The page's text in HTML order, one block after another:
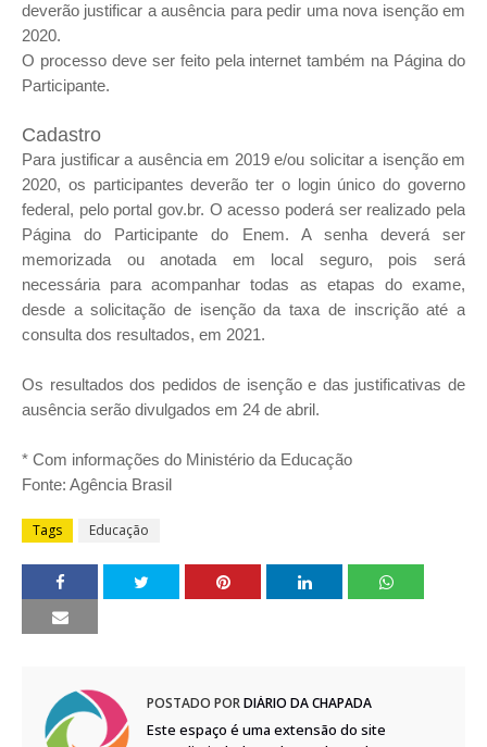
deverão justificar a ausência para pedir uma nova isenção em
2020.
O processo deve ser feito pela internet também na Página do
Participante.
Cadastro
Para justificar a ausência em 2019 e/ou solicitar a isenção em
2020, os participantes deverão ter o login único do governo
federal, pelo portal gov.br. O acesso poderá ser realizado pela
Página do Participante do Enem. A senha deverá ser
memorizada ou anotada em local seguro, pois será
necessária para acompanhar todas as etapas do exame,
desde a solicitação de isenção da taxa de inscrição até a
consulta dos resultados, em 2021.
Os resultados dos pedidos de isenção e das justificativas de
ausência serão divulgados em 24 de abril.
* Com informações do Ministério da Educação
Fonte: Agência Brasil
Tags Educação
POSTADO PORDIÁRIO DA CHAPADA
Este espaço é uma extensão do site